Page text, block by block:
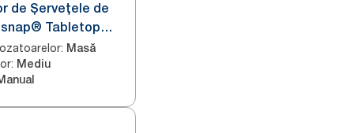
de Șervețele de
Tabletop
Line N4
: Masă
: Mediu